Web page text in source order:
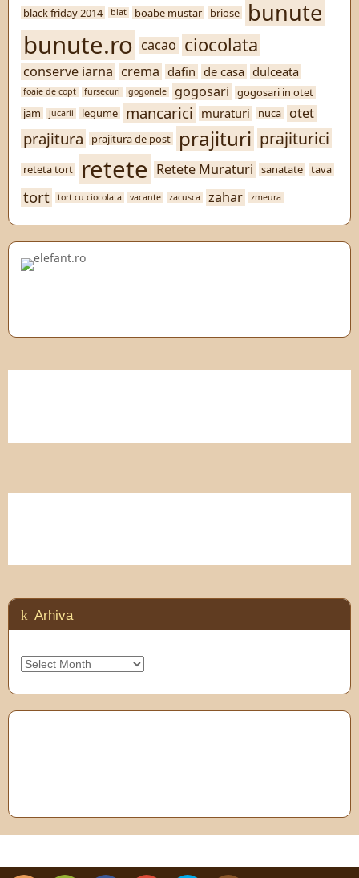
black friday 2014 blat boabe mustar briose bunute
bunute.ro cacao ciocolata
conserve iarna crema dafin de casa dulceata
foaie de copt fursecuri gogonele gogosari
gogosari in otet
jam
jucarii legume mancarici muraturi nuca otet
prajitura prajitura de post prajituri prajiturici
reteta tort retete Retete Muraturi sanatate tava
tort tort cu ciocolata vacante zacusca zahar zmeura
Arhiva
Arhiva